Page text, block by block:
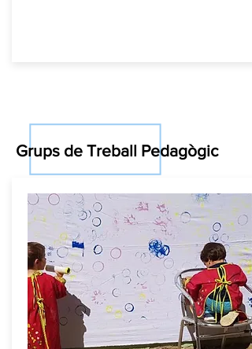
Grups de Treball Pedagògic